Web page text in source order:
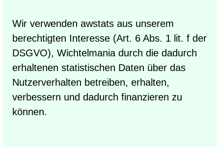
Wir verwenden awstats aus unserem
berechtigten Interesse (Art. 6 Abs. 1 lit. f der
DSGVO), Wichtelmania durch die dadurch
erhaltenen statistischen Daten über das
Nutzerverhalten betreiben, erhalten,
verbessern und dadurch finanzieren zu
können.